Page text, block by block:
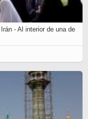
- Al interior de una de